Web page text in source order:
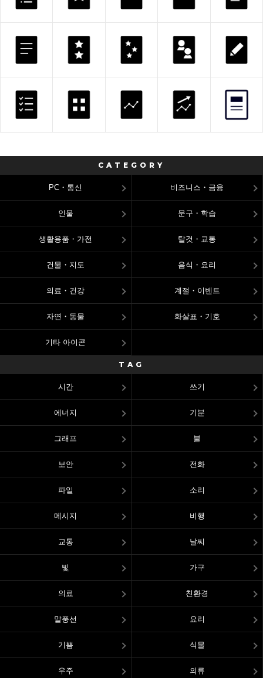
CATEGORY
PC・통신 비즈니스・금융
인물 문구・학습
생활용품・가전 탈것・교통
건물・지도 음식・요리
의료・건강 계절・이벤트
자연・동물 화살표・기호
기타 아이콘
TAG
시간 쓰기
에너지 기분
그래프 불
보안 전화
파일 소리
메시지 비행
교통 날씨
빛 가구
의료 친환경
말풍선 요리
기쁨 식물
우주 의류